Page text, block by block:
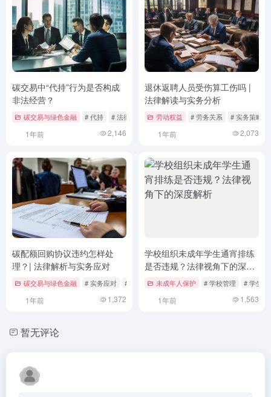
碳交易中“代持”行为是否构成
非法经营？
碳交易与绿色金融 # 代持 # 法律风险 # 监管建议
1年前 2,146
退休返聘人员受伤算工伤吗 |
法律解读与实务分析
劳动权益 # 劳务关系 # 实务策略
1年前 2,073
碳配额回购协议违约怎样处
理？| 法律解析与实务应对
碳交易与绿色金融 # 实务应对 # 法律责任 # 碳市场
1年前 1,372
学校组织未成年学生通宵排练
是否违规？法律视角下的深度
解析未成年人保护 # 学校管理 # 学生权
1年前 1,563
暂无评论